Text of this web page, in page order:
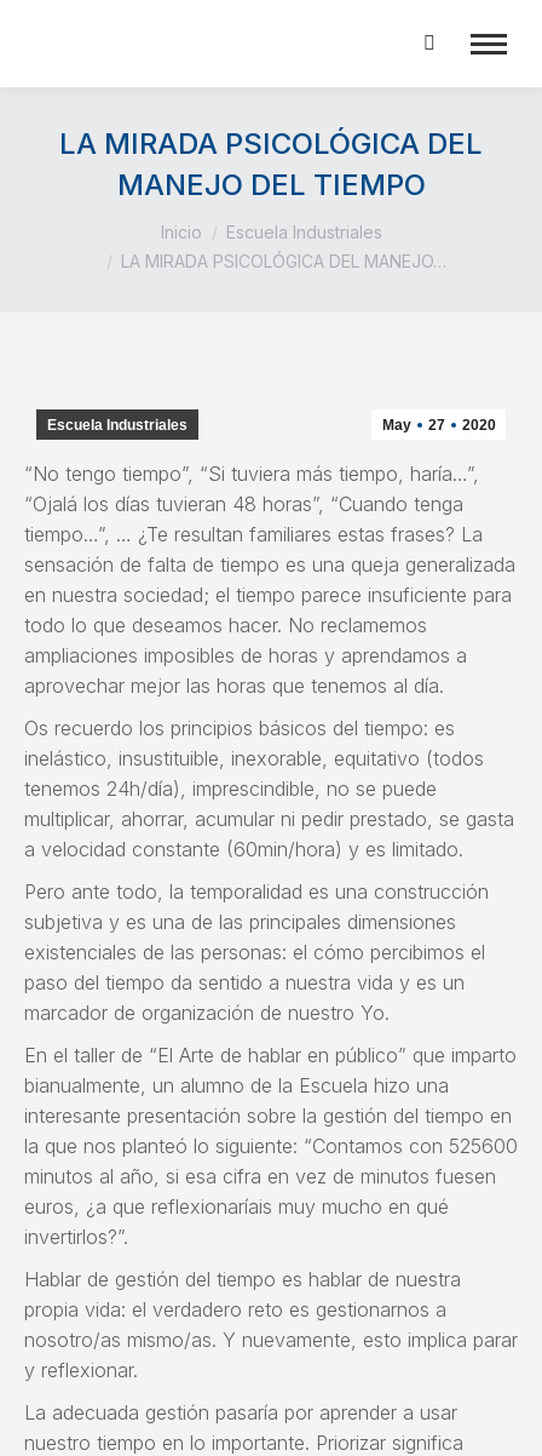
Buscar:
LA MIRADA PSICOLÓGICA DEL
MANEJO DEL TIEMPO
Inicio
Escuela Industriales
LA MIRADA PSICOLÓGICA DEL MANEJO…
May 27 2020
Escuela Industriales
“No tengo tiempo”, “Si tuviera más tiempo, haría…”,
“Ojalá los días tuvieran 48 horas”, “Cuando tenga
tiempo…”, … ¿Te resultan familiares estas frases? La
sensación de falta de tiempo es una queja generalizada
en nuestra sociedad; el tiempo parece insuficiente para
todo lo que deseamos hacer. No reclamemos
ampliaciones imposibles de horas y aprendamos a
aprovechar mejor las horas que tenemos al día.
Os recuerdo los principios básicos del tiempo: es
inelástico, insustituible, inexorable, equitativo (todos
tenemos 24h/día), imprescindible, no se puede
multiplicar, ahorrar, acumular ni pedir prestado, se gasta
a velocidad constante (60min/hora) y es limitado.
Pero ante todo, la temporalidad es una construcción
subjetiva y es una de las principales dimensiones
existenciales de las personas: el cómo percibimos el
paso del tiempo da sentido a nuestra vida y es un
marcador de organización de nuestro Yo.
En el taller de “El Arte de hablar en público” que imparto
bianualmente, un alumno de la Escuela hizo una
interesante presentación sobre la gestión del tiempo en
la que nos planteó lo siguiente: “Contamos con 525600
minutos al año, si esa cifra en vez de minutos fuesen
euros, ¿a que reflexionaríais muy mucho en qué
invertirlos?”.
Hablar de gestión del tiempo es hablar de nuestra
propia vida: el verdadero reto es gestionarnos a
nosotro/as mismo/as. Y nuevamente, esto implica parar
y reflexionar.
La adecuada gestión pasaría por aprender a usar
nuestro tiempo en lo importante. Priorizar significa